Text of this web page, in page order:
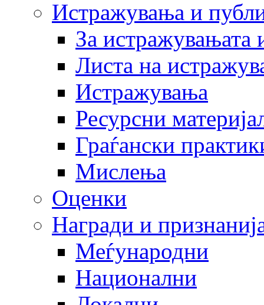
Истражувања и
За истражувањата
Листа на
Истражувања
Ресурсни
Граѓански
Мислења
Оценки
Награди и
Меѓународни
Национални